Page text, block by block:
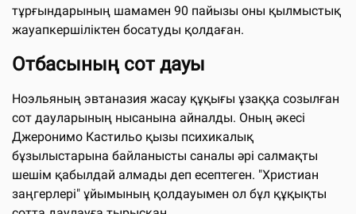
тұрғындарының шамамен 90 пайызы оны қылмыстық
жауапкершіліктен босатуды қолдаған.
Отбасының сот дауы
Ноэльяның эвтаназия жасау құқығы ұзаққа созылған
сот дауларының нысанына айналды. Оның әкесі
Джеронимо Кастильо қызы психикалық
бұзылыстарына байланысты саналы әрі салмақты
шешім қабылдай алмады деп есептеген. "Христиан
заңгерлері" ұйымының қолдауымен ол бұл құқықты